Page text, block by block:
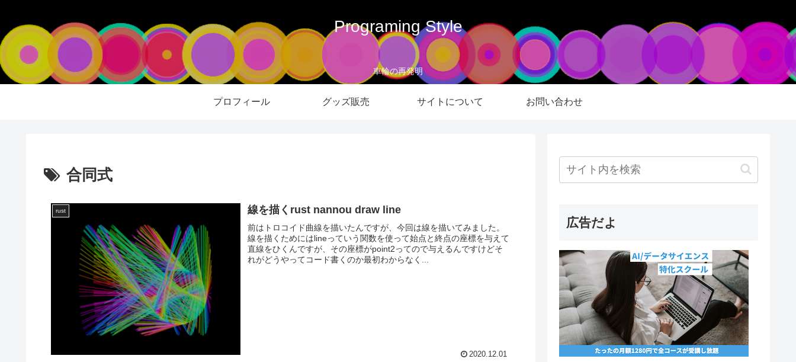
Programing Style
車輪の再発明
プロフィール グッズ販売 サイトについて お問い合わせ
合同式
rust 線を描くrust nannou draw line
前はトロコイド曲線を描いたんですが、今回は線を描いてみました。
線を描くためにはlineっていう関数を使って始点と終点の座標を与えて
直線をひくんですが、その座標がpoint2ってので与えるんですけどそ
れがどうやってコード書くのか最初わからなく...
2020.12.01
広告だよ